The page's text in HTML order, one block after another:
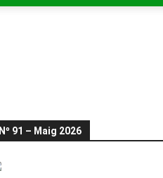
Nº 91 – Maig 2026